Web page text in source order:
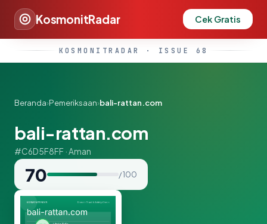
KosmonitRadar Cek Gratis
KOSMONITRADAR · ISSUE 68
Beranda›Pemeriksaan›bali-rattan.com
bali-rattan.com
#C6D5F8FF · Aman
70 / 100